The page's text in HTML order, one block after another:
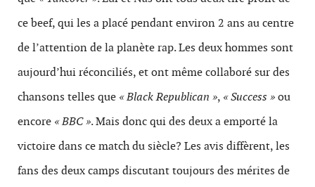
ce beef, qui les a placé pendant environ 2 ans au centre
de l’attention de la planète rap. Les deux hommes sont
aujourd’hui réconciliés, et ont même collaboré sur des
chansons telles que « Black Republican », « Success »ou
encore « BBC ». Mais donc qui des deux a emporté la
victoire dans ce match du siècle? Les avis diffèrent, les
fans des deux camps discutant toujours des mérites de